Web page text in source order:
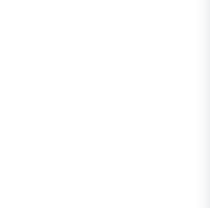
i Vadum. Priser op til 7.995.000 kr